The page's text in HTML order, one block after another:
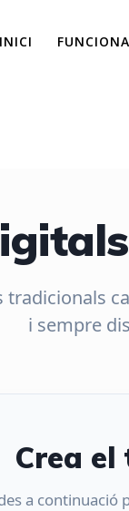
INICI
tradicionals
i sempre
Crea
a